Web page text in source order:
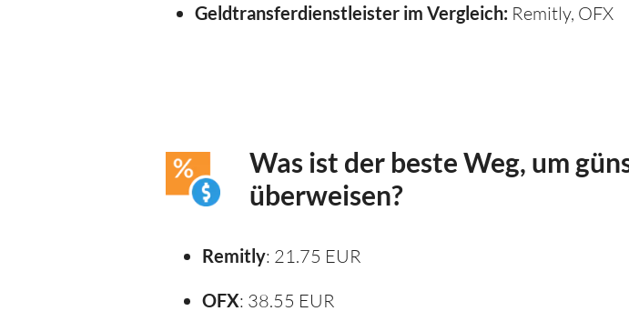
Geldtransferdienstleister im Vergleich: Remitly, OFX
Was ist der beste Weg, um
überweisen?
Remitly: 21.75 EUR
OFX: 38.55 EUR